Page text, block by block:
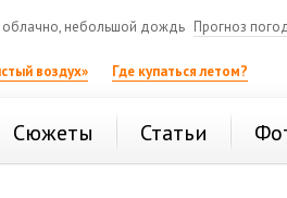
облачно, небольшой дождь Прогноз
воздух» Где купаться летом?
Сюжеты Статьи